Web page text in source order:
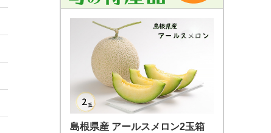
島根県産 シャインマスカット １
島根県産神紅（シンク）・シャ
島根県産 アールスメロン2玉箱